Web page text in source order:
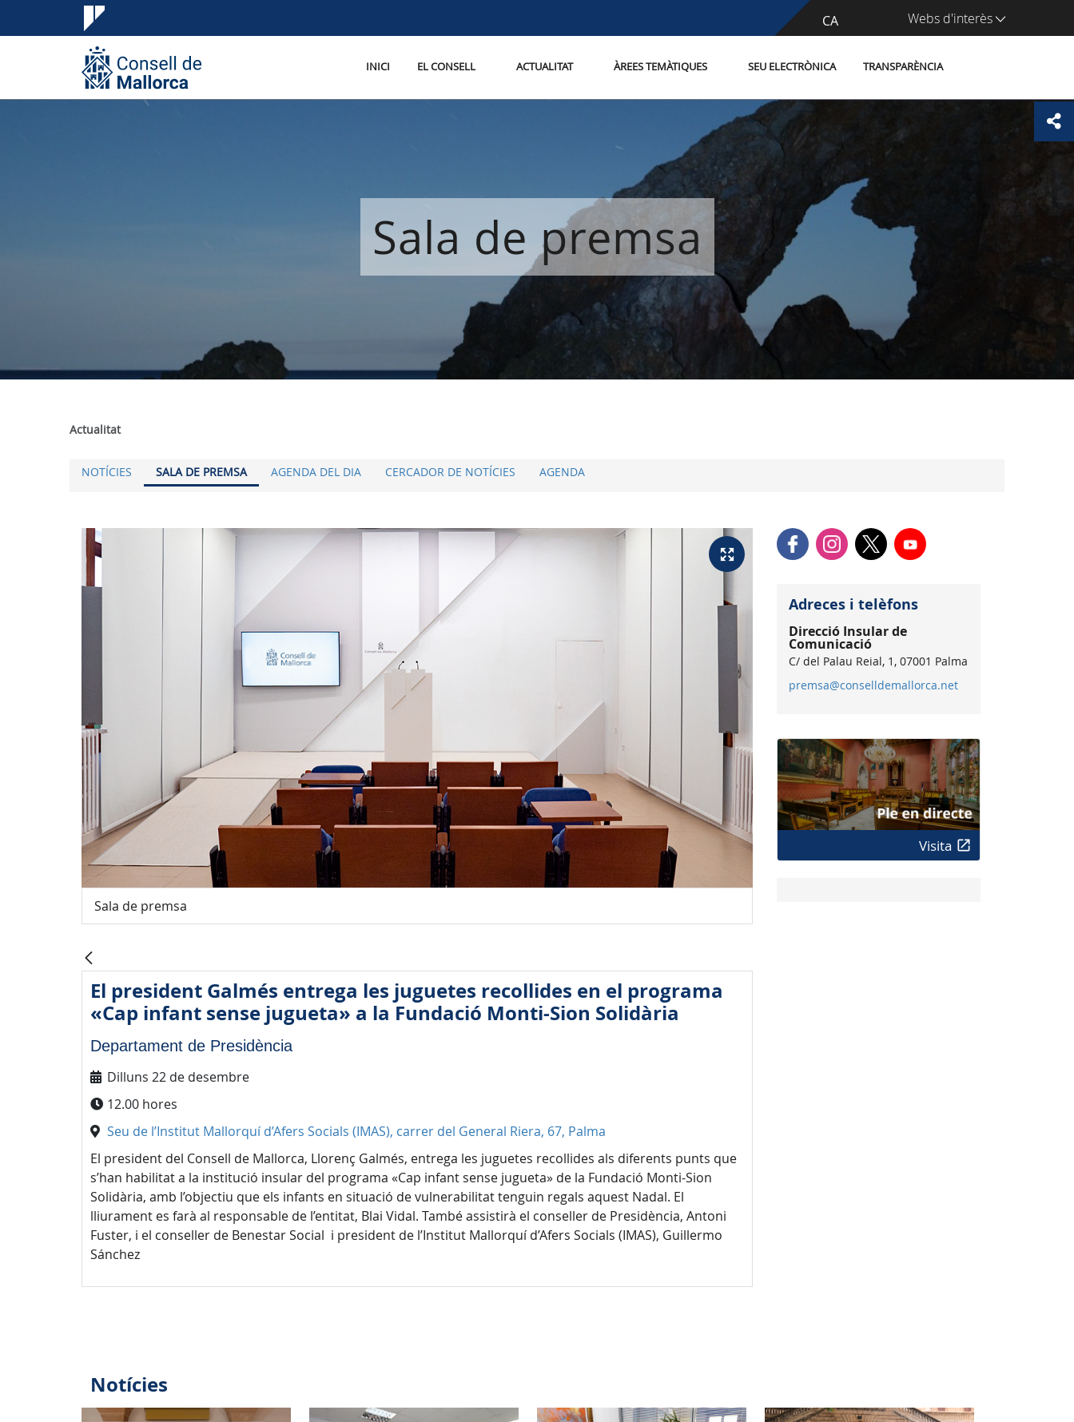
CA
ES Webs d'interès
INICI EL CONSELL ACTUALITAT ÀREES TEMÀTIQUES SEU ELECTRÒNICA TRANSPARÈNCIA
Sala de premsa
Actualitat
NOTÍCIES SALA DE PREMSA AGENDA DEL DIA CERCADOR DE NOTÍCIES AGENDA
Sala de premsa
El president Galmés entrega les juguetes recollides en el programa
«Cap infant sense jugueta» a la Fundació Monti-Sion Solidària
Departament de Presidència
Dilluns 22 de desembre
12.00 hores
Seu de l’Institut Mallorquí d’Afers Socials (IMAS), carrer del General Riera, 67, Palma
El president del Consell de Mallorca, Llorenç Galmés, entrega les juguetes recollides als diferents punts que
s’han habilitat a la institució insular del programa «Cap infant sense jugueta» de la Fundació Monti-Sion
Solidària, amb l’objectiu que els infants en situació de vulnerabilitat tenguin regals aquest Nadal. El
lliurament es farà al responsable de l’entitat, Blai Vidal. També assistirà el conseller de Presidència, Antoni
Fuster, i el conseller de Benestar Social i president de l’Institut Mallorquí d’Afers Socials (IMAS), Guillermo
Sánchez
Adreces i telèfons
Direcció Insular de
Comunicació
C/ del Palau Reial, 1, 07001 Palma
premsa@conselldemallorca.net
Visita
Notícies